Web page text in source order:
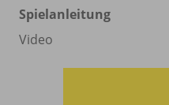
Spielanleitung
Video